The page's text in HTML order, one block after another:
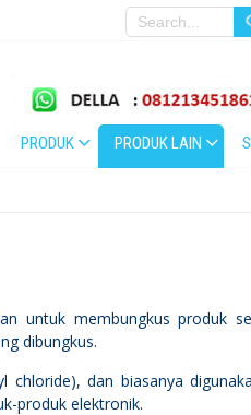
PRODUK PRODUK LAIN
untuk membungkus produk
dibungkus.
dan biasanya
produk elektronik.